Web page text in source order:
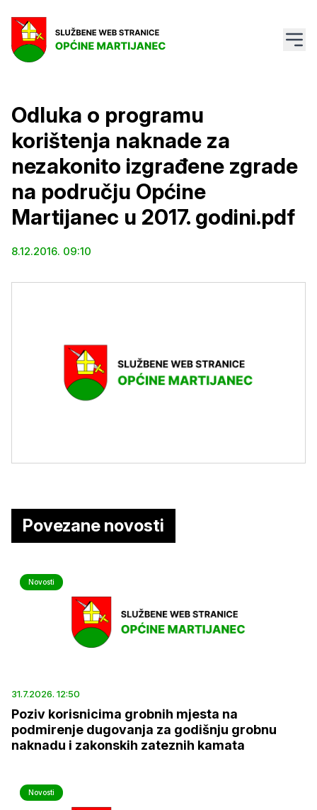
Odluka o programu
korištenja naknade za
nezakonito izgrađene zgrade
na području Općine
Martijanec u 2017. godini.pdf
8.12.2016. 09:10
Povezane novosti
Novosti
31.7.2026. 12:50
Poziv korisnicima grobnih mjesta na
podmirenje dugovanja za godišnju grobnu
naknadu i zakonskih zateznih kamata
Novosti